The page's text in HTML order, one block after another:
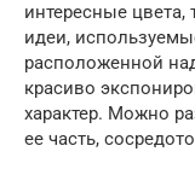
интересные
идеи,
расположенной
красиво
характер. Можно
ее часть,